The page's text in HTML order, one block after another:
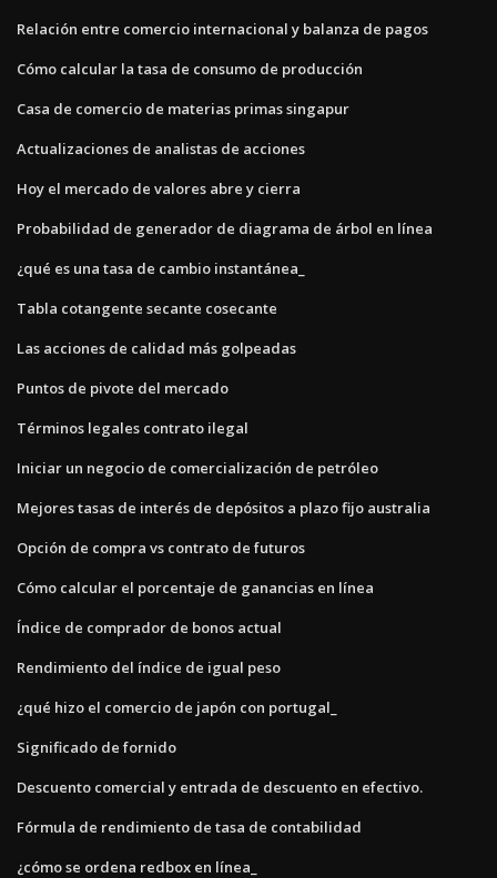
Relación entre comercio internacional y balanza de pagos
Cómo calcular la tasa de consumo de producción
Casa de comercio de materias primas singapur
Actualizaciones de analistas de acciones
Hoy el mercado de valores abre y cierra
Probabilidad de generador de diagrama de árbol en línea
¿qué es una tasa de cambio instantánea_
Tabla cotangente secante cosecante
Las acciones de calidad más golpeadas
Puntos de pivote del mercado
Términos legales contrato ilegal
Iniciar un negocio de comercialización de petróleo
Mejores tasas de interés de depósitos a plazo fijo australia
Opción de compra vs contrato de futuros
Cómo calcular el porcentaje de ganancias en línea
Índice de comprador de bonos actual
Rendimiento del índice de igual peso
¿qué hizo el comercio de japón con portugal_
Significado de fornido
Descuento comercial y entrada de descuento en efectivo.
Fórmula de rendimiento de tasa de contabilidad
¿cómo se ordena redbox en línea_